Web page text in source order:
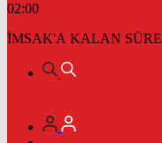
02:00
İMSAK'A KALAN SÜRE